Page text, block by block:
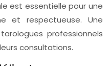
est essentielle pour une
et respectueuse. Une
professionnels
consultations.